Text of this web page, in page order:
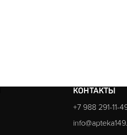
КОНТАКТЫ
+7 988 291-11-